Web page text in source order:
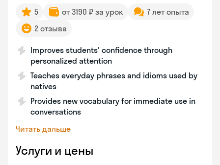
5 от 3190 ₽ за урок
7 лет опыта
2 отзыва
Improves students' confidence through
personalized attention
Teaches everyday phrases and idioms used by
natives
Provides new vocabulary for immediate use in
conversations
Читать дальше
Услуги и цены